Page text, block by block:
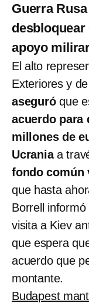
Guerra
desbloquear
apoyo
El alto
Exteriores y
aseguró que
acuerdo para
millones de
Ucraniaa
fondo común
que hasta
Borrell
visita a Kiev
que espera
acuerdo que
montante.
Budapest